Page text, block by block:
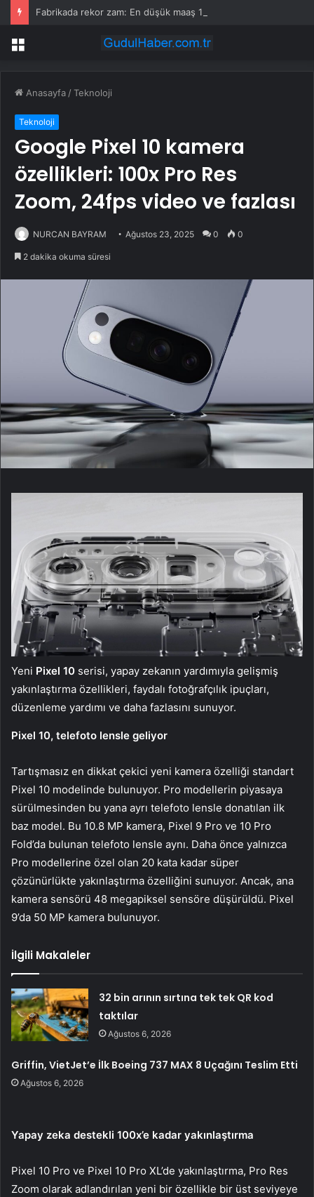
Menü
Anasayfa /Teknoloji
Teknoloji
Google Pixel 10 kamera
özellikleri: 100x Pro Res
Zoom, 24fps video ve fazlası
NURCAN BAYRAM Ağustos 23, 2025 0 0
2 dakika okuma süresi
Yeni Pixel 10 serisi, yapay zekanın yardımıyla gelişmiş
yakınlaştırma özellikleri, faydalı fotoğrafçılık ipuçları,
düzenleme yardımı ve daha fazlasını sunuyor.
Pixel 10, telefoto lensle geliyor
Tartışmasız en dikkat çekici yeni kamera özelliği standart
Pixel 10 modelinde bulunuyor. Pro modellerin piyasaya
sürülmesinden bu yana ayrı telefoto lensle donatılan ilk
baz model. Bu 10.8 MP kamera, Pixel 9 Pro ve 10 Pro
Fold’da bulunan telefoto lensle aynı. Daha önce yalnızca
Pro modellerine özel olan 20 kata kadar süper
çözünürlükte yakınlaştırma özelliğini sunuyor. Ancak, ana
kamera sensörü 48 megapiksel sensöre düşürüldü. Pixel
9’da 50 MP kamera bulunuyor.
İlgili Makaleler
32 bin arının sırtına tek tek QR kod
taktılar
Ağustos 6, 2026
Griffin, VietJet’e İlk Boeing 737 MAX 8 Uçağını Teslim Etti
Ağustos 6, 2026
Yapay zeka destekli 100x’e kadar yakınlaştırma
Pixel 10 Pro ve Pixel 10 Pro XL’de yakınlaştırma, Pro Res
Zoom olarak adlandırılan yeni bir özellikle bir üst seviyeye